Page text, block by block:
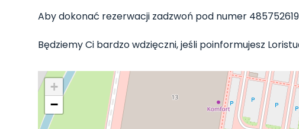
Aby dokonać rezerwacji zadzwoń pod numer
Będziemy Ci bardzo wdzięczni, jeśli poinformujesz
+
−